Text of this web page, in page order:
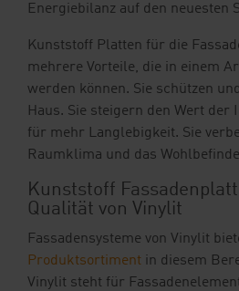
Energiebilanz auf den neuesten
Kunststoff Platten für die
mehrere Vorteile, die in einem
werden können. Sie schützen
Haus. Sie steigern den Wert der
für mehr Langlebigkeit. Sie
Raumklima und das
Kunststoff
Qualität von Vinylit
Fassadensysteme von Vinylit
Produktsortiment in diesem
Vinylit steht für